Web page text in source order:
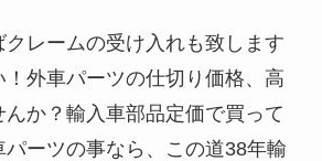
レームの受け入れも致します
外車パーツの仕切り価格、高
か？輸入車部品定価で買って
ーツの事なら、この道38年輸